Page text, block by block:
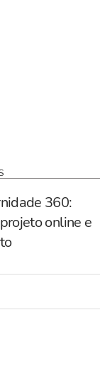
360:
online e